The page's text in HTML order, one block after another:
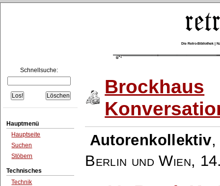
Die Retro-Bibliothek |
Schnellsuche:
Hauptmenü
Hauptseite
Suchen
Stöbern
Technisches
Technik
Brockhaus
Autorenkollektiv
Berlin und Wien,